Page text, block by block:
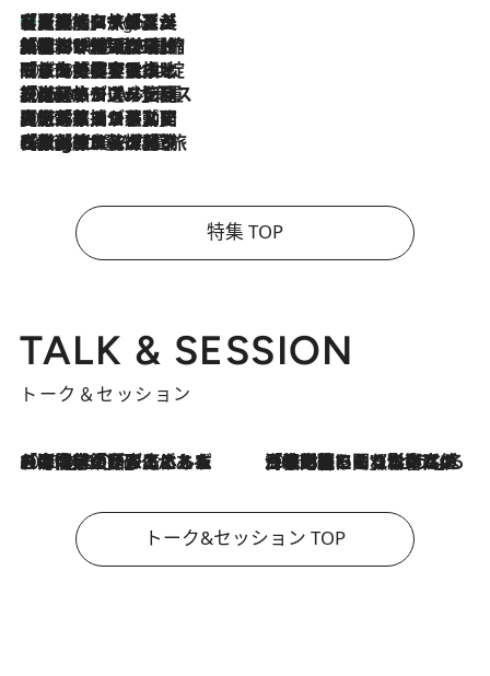
6 Hours Ago
【厳選旅コスメ】「多機能アイテムがメイン！」旅好き美容エディターが選んだ夏旅ベストコスメを発表【Mサイズジップ】
2026.8.6
「荷物が増えるほど旅ストレスは増す」美容ジャーナリストがたどり着いた最終結論。“化粧品を劇的に減らす”感動の凝縮美容とは
2026.8.6
「旅先には金髪ウィッグを持参」日本と同じメイクでは損してる!? 美容ジャーナリストが提案する“掟破りの旅美容”とは
2026.8.6
【厳選旅コスメ】「身軽さ＆UV対策重視！」ヘアアーティストshucoが選んだ夏旅ベストコスメを発表【Mサイズジップ】
2026.8.5
【厳選旅コスメ】国内をあちこち移動する河井菜摘が選んだ夏旅ベストコスメ発表！「リラックスアイテムはマスト」【Mサイズジップ】
2026.8.4
【厳選旅コスメ】「紫外線＆乾燥対策しながらメイク感も！」ヘア＆メイクGeorgeが選んだ夏旅ベストコスメを発表！【Mサイズジップ】
特集 TOP
TALK & SESSION
トーク＆セッション
2026.8.3
「今後値上げがあるとすれば…」「リスクがあるのは今年の冬」エネルギー専門家が語る、ホルムズ海峡封鎖が家庭にもたらす“ある心配” 2026.8.3
「住宅建てられない…」「サーチャージ料の高値が続いている」ホルムズ海峡封鎖による影響はいつまで続く？《エネルギー専門家に聞く“どうなる日本の暮らし”》
トーク&セッション TOP